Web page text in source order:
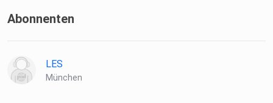
Abonnenten
LES
München